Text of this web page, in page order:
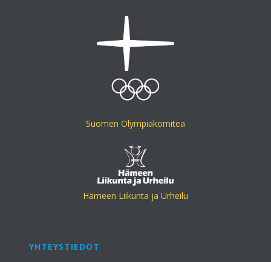
Suomen Olympiakomitea
Hämeen Liikunta ja Urheilu
YHTEYSTIEDOT